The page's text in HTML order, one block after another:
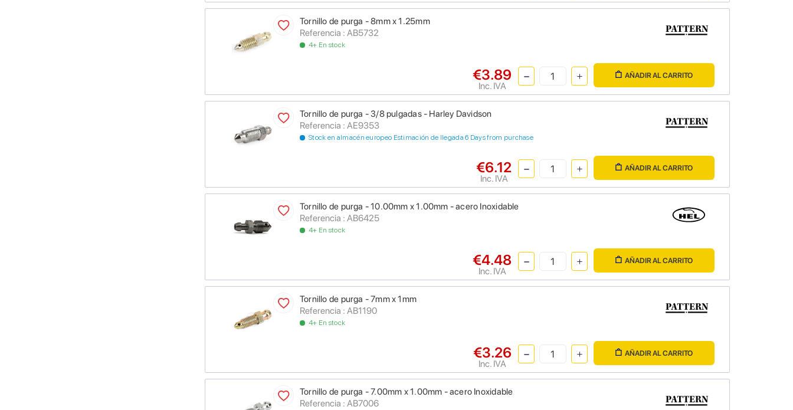
Tornillo de purga - 8mm x 1.25mm
Referencia : AB5732
4+ En stock
€3.89
Inc. IVA
AÑADIR AL CARRITO
Tornillo de purga - 3/8 pulgadas - Harley Davidson
Referencia : AE9353
Stock en almacén europeo Estimación de llegada 6 Days from purchase
€6.12
Inc. IVA
AÑADIR AL CARRITO
Tornillo de purga - 10.00mm x 1.00mm - acero Inoxidable
Referencia : AB6425
4+ En stock
€4.48
Inc. IVA
AÑADIR AL CARRITO
Tornillo de purga - 7mm x 1mm
Referencia : AB1190
4+ En stock
€3.26
Inc. IVA
AÑADIR AL CARRITO
Tornillo de purga - 7.00mm x 1.00mm - acero Inoxidable
Referencia : AB7006